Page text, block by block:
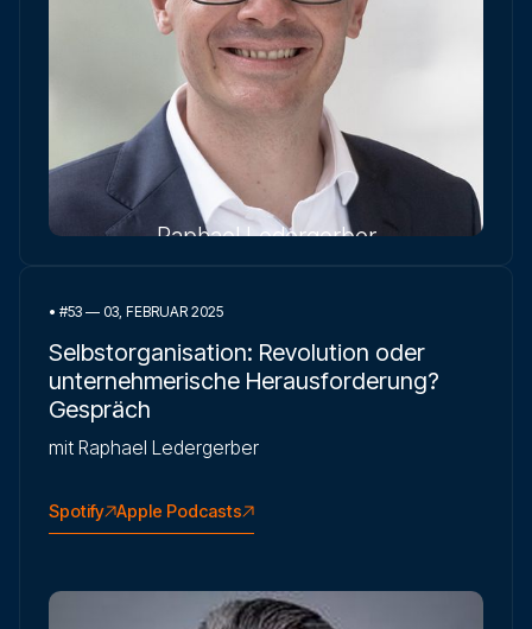
Raphael Ledergerber
• #53 — 03, FEBRUAR 2025
Selbstorganisation: Revolution oder
unternehmerische Herausforderung?
Gespräch
mit Raphael Ledergerber
Spotify Apple Podcasts